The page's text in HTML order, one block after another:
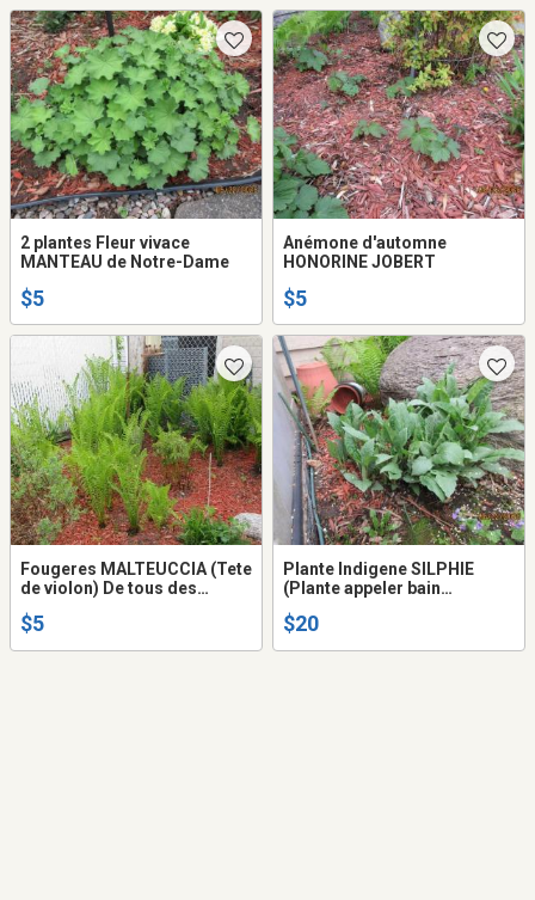
2 plantes Fleur vivace
MANTEAU de Notre-Dame
$5
Anémone d'automne
HONORINE JOBERT
$5
Fougeres MALTEUCCIA (Tete
de violon) De tous des
$5
Plante Indigene SILPHIE
(Plante appeler bain
$20